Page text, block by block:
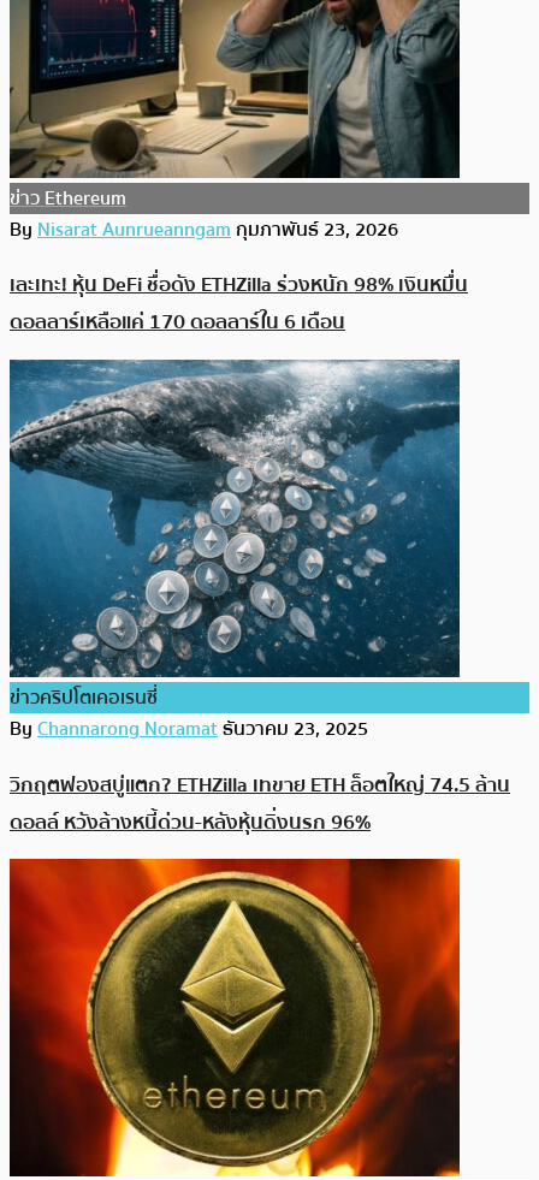
ข่าว Ethereum
ByNisarat Aunrueanngamกุมภาพันธ์ 23, 2026
เละเทะ! หุ้น DeFi ชื่อดัง ETHZilla ร่วงหนัก 98% เงินหมื่น
ดอลลาร์เหลือแค่ 170 ดอลลาร์ใน 6 เดือน
ข่าวคริปโตเคอเรนซี่
ByChannarong Noramatธันวาคม 23, 2025
วิกฤตฟองสบู่แตก? ETHZilla เทขาย ETH ล็อตใหญ่ 74.5 ล้าน
ดอลล์ หวังล้างหนี้ด่วน-หลังหุ้นดิ่งนรก 96%